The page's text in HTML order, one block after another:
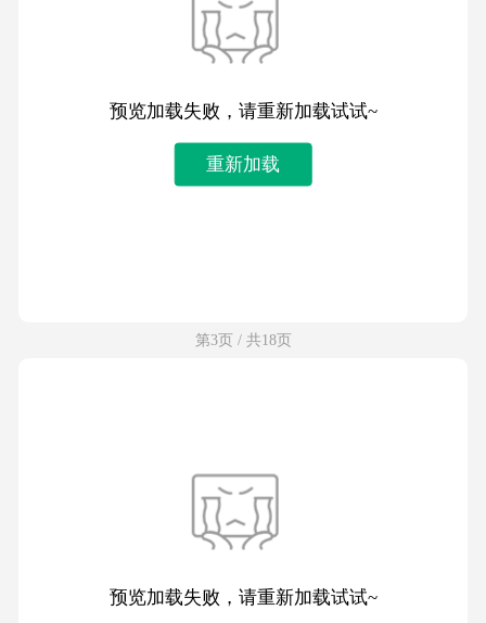
预览加载失败，请重新加载试试~
重新加载
第3页 / 共18页
预览加载失败，请重新加载试试~